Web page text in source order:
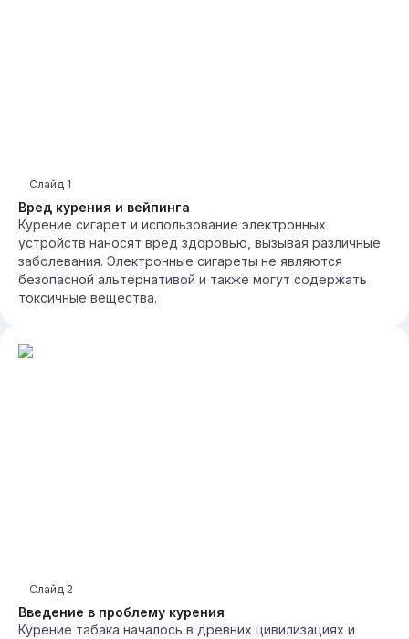
Вред курения и вейпинга
Слайд 1
Курение сигарет и использование электронных
устройств наносят вред здоровью, вызывая различные
заболевания. Электронные сигареты не являются
безопасной альтернативой и также могут содержать
токсичные вещества.
Введение в проблему курения
Слайд 2
Курение табака началось в древних цивилизациях и